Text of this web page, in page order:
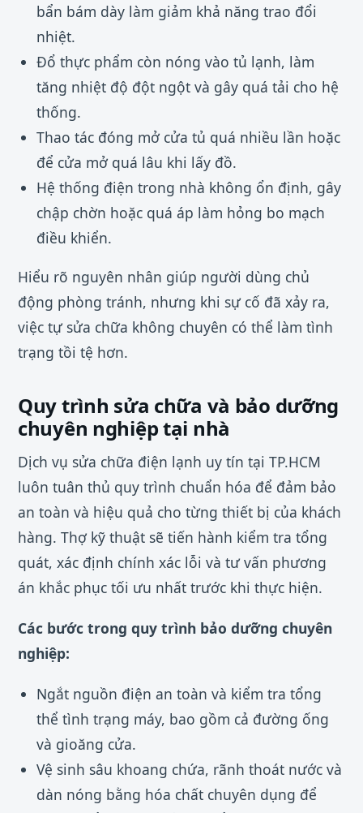
bẩn bám dày làm giảm khả năng trao đổi
nhiệt.
Đổ thực phẩm còn nóng vào tủ lạnh, làm
tăng nhiệt độ đột ngột và gây quá tải cho hệ
thống.
Thao tác đóng mở cửa tủ quá nhiều lần hoặc
để cửa mở quá lâu khi lấy đồ.
Hệ thống điện trong nhà không ổn định, gây
chập chờn hoặc quá áp làm hỏng bo mạch
điều khiển.
Hiểu rõ nguyên nhân giúp người dùng chủ
động phòng tránh, nhưng khi sự cố đã xảy ra,
việc tự sửa chữa không chuyên có thể làm tình
trạng tồi tệ hơn.
Quy trình sửa chữa và bảo dưỡng
chuyên nghiệp tại nhà
Dịch vụ sửa chữa điện lạnh uy tín tại TP.HCM
luôn tuân thủ quy trình chuẩn hóa để đảm bảo
an toàn và hiệu quả cho từng thiết bị của khách
hàng. Thợ kỹ thuật sẽ tiến hành kiểm tra tổng
quát, xác định chính xác lỗi và tư vấn phương
án khắc phục tối ưu nhất trước khi thực hiện.
Các bước trong quy trình bảo dưỡng chuyên
nghiệp:
Ngắt nguồn điện an toàn và kiểm tra tổng
thể tình trạng máy, bao gồm cả đường ống
và gioăng cửa.
Vệ sinh sâu khoang chứa, rãnh thoát nước và
dàn nóng bằng hóa chất chuyên dụng để